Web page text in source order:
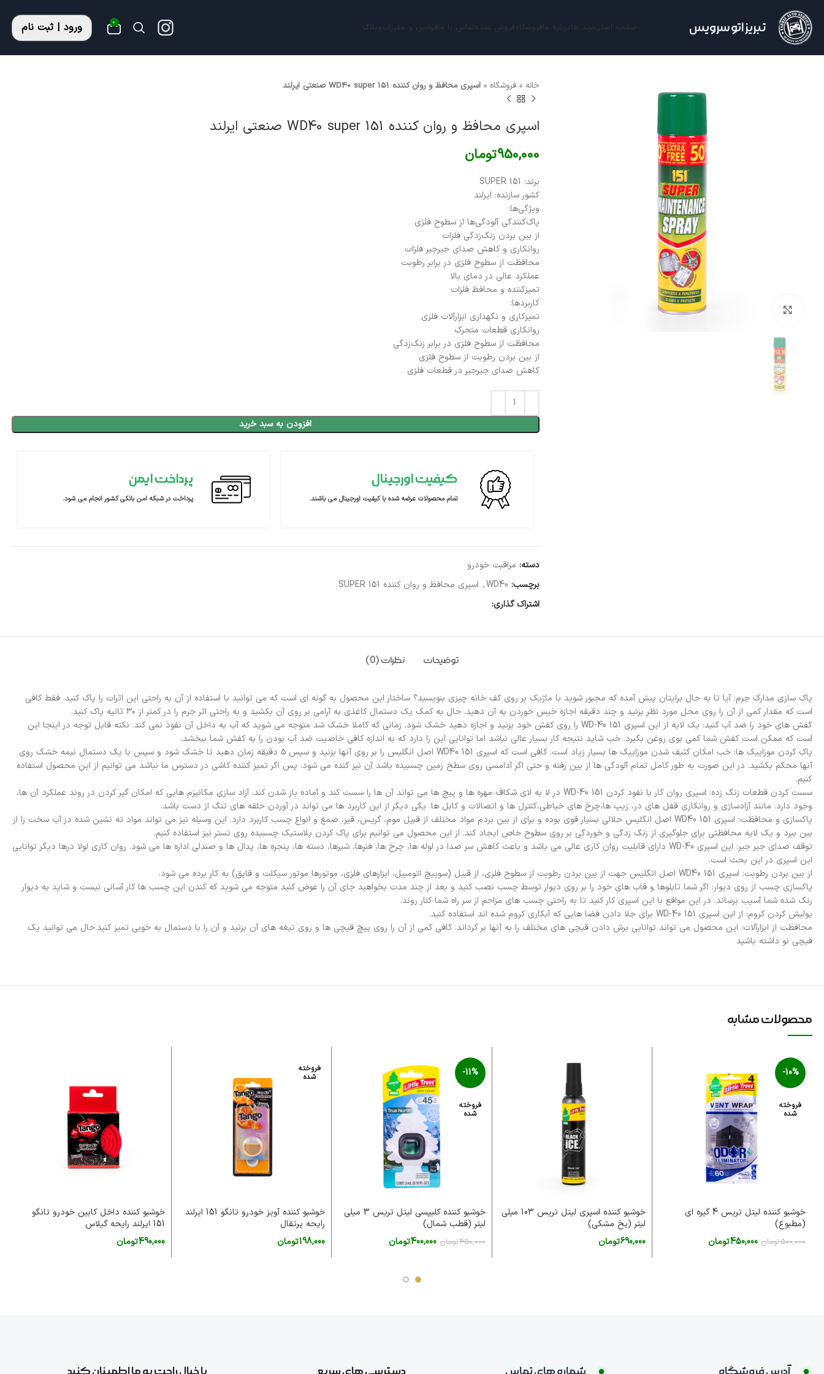
تبریز اتو سرویس صفحه اصلیبرند هادرباره مافروشگاهفروش عمدهتماس با ماقوانین و مقرراتوبلاگ 0 ورود | ثبت نام
برای بزرگنمایی کلیک کنید
خانه »فروشگاه »اسپری محافظ و روان کننده WD40 super 151 صنعتی ایرلند
اسپری محافظ و روان کننده WD40 super 151 صنعتی ایرلند
950,000تومان
برند: SUPER 151
کشور سازنده: ایرلند
ویژگی‌ها:
پاک‌کنندگی آلودگی‌ها از سطوح فلزی
از بین بردن زنگ‌زدگی فلزات
روانکاری و کاهش صدای جیرجیر فلزات
محافظت از سطوح فلزی در برابر رطوبت
عملکرد عالی در دمای بالا
تمیزکننده و محافظ فلزات
کاربردها:
تمیزکاری و نگهداری ابزارآلات فلزی
روانکاری قطعات متحرک
محافظت از سطوح فلزی در برابر زنگ‌زدگی
از بین بردن رطوبت از سطوح فلزی
کاهش صدای جیرجیر در قطعات فلزی
افزودن به سبد خرید
کیفیت اورجینال
تمام محصولات عرضه شده با کیفیت اورجینال می باشند.
پرداخت ایمن
پرداخت در شبکه امن بانکی کشور انجام می شود.
دسته: مراقبت خودرو
برچسب: WD40
, اسپری محافظ و روان کننده 151 SUPER
اشتراک گذاری:
توضیحات نظرات (0)
پاک سازی مدارک جرم: آیا تا به حال برایتان پیش آمده که مجبور شوید با ماژیک بر روی کف خانه چیزی بنویسید؟ ساختار این محصول به گونه ای است که می توانید با استفاده از آن به راحتی این اثرات را پاک کنید. فقط کافی
است که مقدار کمی از آن را روی محل مورد نظر بزنید و چند دقیقه اجازه خیس خوردن به آن دهید. حال به کمک یک دستمال کاغذی به آرامی بر روی آن بکشید و به راحتی اثر جرم را در کمتر از ۳۰ ثانیه پاک کنید.
کفش های خود را ضد آب کنید: یک لایه از این اسپری WD-40 151 را روی کفش خود بزنید و اجازه دهید خشک شود. زمانی که کاملا خشک شد متوجه می شوید که آب به داخل آن نفوذ نمی کند. نکته قابل توجه در اینجا این
است که ممکن است کفش شما کمی بوی روغن بگیرد. خب شاید نتیجه کار بسیار عالی نباشد اما توانایی این را دارد که به اندازه کافی خاصیت ضد آب بودن را به کفش شما ببخشد.
پاک کردن موزاییک ها: خب امکان کثیف شدن موزاییک ها بسیار زیاد است. کافی است که اسپری WD40 151 اصل انگلیس را بر روی آنها بزنید و سپس ۵ دقیقه زمان دهید تا خشک شود و سپس با یک دستمال نیمه خشک روی
آنها محکم بکشید. در این صورت به طور کامل تمام آلودگی ها از بین رفته و حتی اگر آدامسی روی سطح زمین چسبیده باشد آن نیز کنده می شود. پس اگر تمیز کننده کاشی در دسترس ما نباشد می توانیم از این محصول استفاده
کنیم.
سست کردن قطعات زنگ زده: اسپری روان کار با نفود کردن WD-40 151 در لا به لای شکاف مهره ها و پیچ ها می تواند آن ها را سست کند و آماده باز شدن کند. آزاد سازی مکانیزم هایی که امکان گیر کردن در روند عملکرد آن ها،
وجود دارد. مانند آزادسازی و روانکاری قفل های در، زیپ ها،چرخ های خیاطی،کنترل ها و اتصالات و کابل ها. یکی دیگر از این کاربرد ها می تواند در آوردن حلقه های تنگ از دست باشد.
پاکسازی و محافظت: اسپری WD40 151 اصل انگلیس حلالی بسیار قوی بوده و برای از بین بردم مواد مختلف از قبیل موم، گریس، قیر، صمغ و انواع چسب کاربرد دارد. این وسیله نیز می تواند مواد ته نشین شده در آب سخت را از
بین ببرد و یک لایه محافظتی برای جلوگیری از زنگ زدگی و خوردگی بر روی سطوح خاص ایجاد کند. از این محصول می توانیم برای پاک کردن پلاستیک چسبیده روی تستر نیز استفاده کنیم.
توقف صدای جیر جیر: این اسپری WD-40 دارای قابلیت روان کاری عالی می باشد و باعث کاهش سر صدا در لوله ها، چرخ ها، فنرها، شیرها، دسته ها، پنجره ها، پدال ها و صندلی اداره ها می شود. روان کاری لولا درها دیگر توانایی
این اسپری در این بحث است.
از بین بردن رطوبت: اسپری WD40 151 اصل انگلیس جهت از بین بردن رطوبت از سطوح فلزی، از قبیل (سوییچ اتومبیل، ابزارهای فلزی، موتورها موتور سیکلت و قایق) به کار برده می شود.
پاکسازی چسب از روی دیوار: اگر شما تابلوها و قاب های خود را بر روی دیوار توسط چسب نصب کنید و بعد از چند مدت بخواهید جای آن را عوض کنید متوجه می شوید که کندن این چسب ها کار آسانی نیست و شاید به دیوار
رنگ شده شما آسیب برساند. در این مواقع با این اسپری کار کنید تا به راحتی چسب های مزاحم از سر راه شما کنار روند.
پولیش کردن کروم: از این اسپری WD-40 151 برای جلا دادن فضا هایی که آبکاری کروم شده اند استفاده کنید.
محافظت از ابزارآلات: این محصول می تواند توانایی برش دادن قیچی های مختلف را به آنها بر گرداند. کافی کمی از آن را روی پیچ قیچی ها و روی تیغه های آن بزنید و آن را با دستمال به خوبی تمیز کنید.حال می توانید یک
قیچی نو داشته باشید
محصولات مشابه
-10%
فروخته
شده
خوشبو کننده لیتل تریس 4 گیره ای
(مطبوع)
500,000تومان 450,000تومان
خوشبو کننده اسپری لیتل تریس 103 میلی
لیتر (یخ مشکی)
690,000تومان
-11%
فروخته
شده
خوشبو کننده کلیپسی لیتل تریس 3 میلی
لیتر (قطب شمال)
450,000تومان 400,000تومان
فروخته
شده
خوشبو کننده آویز خودرو تانگو 151 ایرلند
رایحه پرتقال
198,000تومان
خوشبو کننده داخل کابین خودرو تانگو
151 ایرلند رایحه گیلاس
490,000تومان